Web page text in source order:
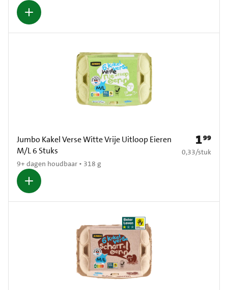
Jumbo Kakel Verse Witte Vrije Uitloop Eieren
M/L 6 Stuks
9+ dagen houdbaar • 318 g
Prijs: €
199
€ 0,33 per stuk
0,33/stuk